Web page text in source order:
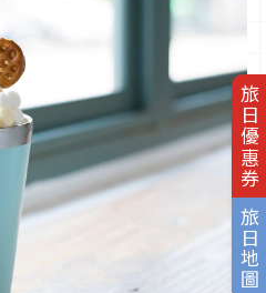
旅日優惠券
旅日地圖